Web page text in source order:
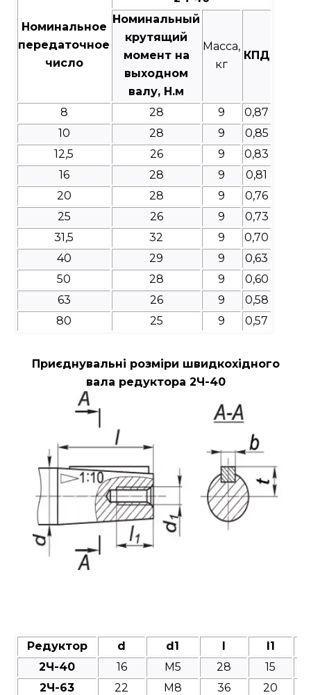
Номинальное
передаточное
число
Номинальный
крутящий
момент на
выходном
валу, Н.м
Масса,
кг
КПД
8 28 9
0,87
10
28 9
0,85
12,5
26 9
0,83
16
28 9
0,81
20
28 9
0,76
25
26 9
0,73
31,5
32 9
0,70
40
29 9
0,63
50
28 9
0,60
63
26 9
0,58
80
25 9 0,57
Приєднувальні розміри швидкохідного
вала редуктора 2Ч-40
Редуктор d d1 l l1
2Ч-40
16 M5 28 15
2Ч-63
22 M8 36 20